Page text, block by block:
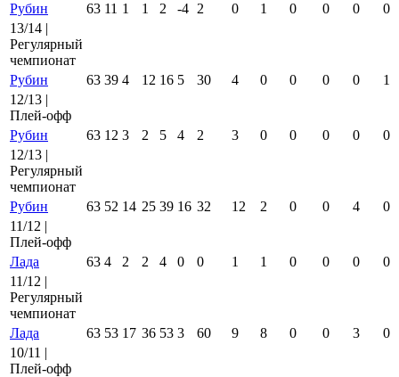
Рубин
63 11 1 1 2 -4 2 0 1 0 0 0
0
13/14 |
Регулярный
чемпионат
Рубин
63 39 4 12 16 5 30 4 0 0 0 0
1
12/13 |
Плей-офф
Рубин
63 12 3 2 5 4 2 3 0 0 0 0
0
12/13 |
Регулярный
чемпионат
Рубин
63 52 14 25 39 16 32 12 2 0 0 4
0
11/12 |
Плей-офф
Лада
63 4 2 2 4 0 0 1 1 0 0 0
0
11/12 |
Регулярный
чемпионат
Лада
63 53 17 36 53 3 60 9 8 0 0 3
0
10/11 |
Плей-офф